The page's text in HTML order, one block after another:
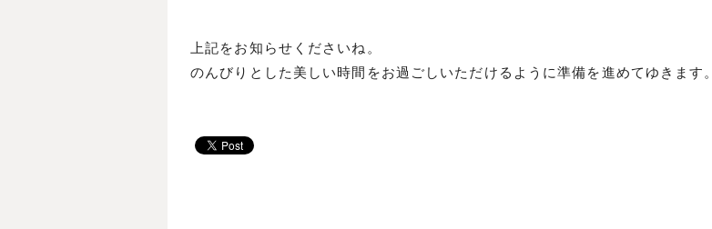
上記をお知らせくださいね。
のんびりとした美しい時間をお過ごしいただけるように準備を進めてゆきます。